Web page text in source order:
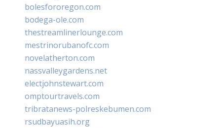
bolesfororegon.com
bodega-ole.com
thestreamlinerlounge.com
mestrinorubanofc.com
novelatherton.com
nassvalleygardens.net
electjohnstewart.com
omptourtravels.com
tribratanews-polreskebumen.com
rsudbayuasih.org